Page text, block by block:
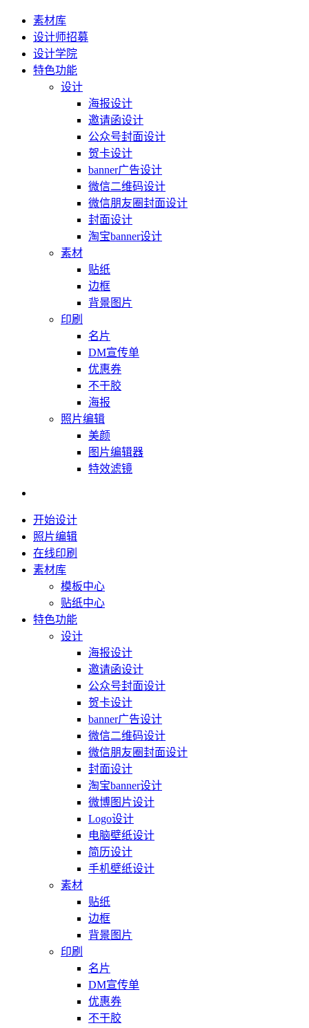
素材库
设计师招募
设计学院
特色功能
设计
海报设计
邀请函设计
公众号封面设计
贺卡设计
banner广告设计
微信二维码设计
微信朋友圈封面设计
封面设计
淘宝banner设计
素材
贴纸
边框
背景图片
印刷
名片
DM宣传单
优惠券
不干胶
海报
照片编辑
美颜
图片编辑器
特效滤镜
开始设计
照片编辑
在线印刷
素材库
模板中心
贴纸中心
特色功能
设计
海报设计
邀请函设计
公众号封面设计
贺卡设计
banner广告设计
微信二维码设计
微信朋友圈封面设计
封面设计
淘宝banner设计
微博图片设计
Logo设计
电脑壁纸设计
简历设计
手机壁纸设计
素材
贴纸
边框
背景图片
印刷
名片
DM宣传单
优惠券
不干胶